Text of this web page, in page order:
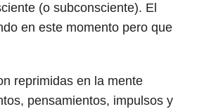
(o subconsciente). El
en este momento pero que
reprimidas en la mente
pensamientos, impulsos y